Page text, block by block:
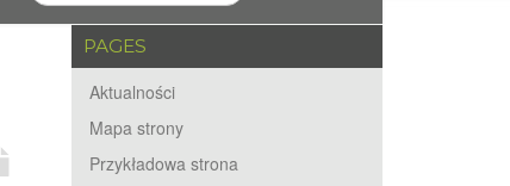
PAGES
Aktualności
Mapa strony
Przykładowa strona